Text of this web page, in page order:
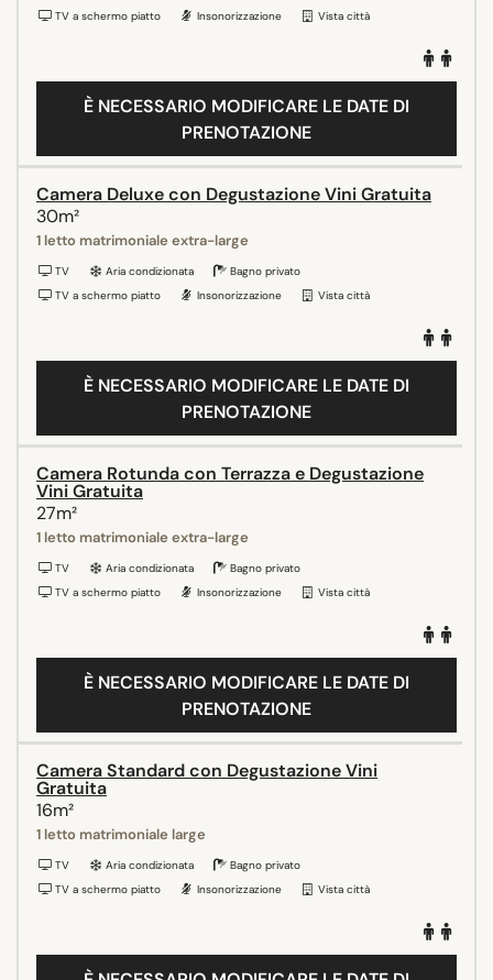
TV a schermo piatto
Insonorizzazione Vista città
È NECESSARIO MODIFICARE LE DATE DI
PRENOTAZIONE
Camera Deluxe con Degustazione Vini Gratuita
30m²
1 letto matrimoniale extra-large
TV Aria condizionata
Bagno privato
TV a schermo piatto
Insonorizzazione Vista città
È NECESSARIO MODIFICARE LE DATE DI
PRENOTAZIONE
Camera Rotunda con Terrazza e Degustazione
Vini Gratuita
27m²
1 letto matrimoniale extra-large
TV Aria condizionata
Bagno privato
TV a schermo piatto
Insonorizzazione Vista città
È NECESSARIO MODIFICARE LE DATE DI
PRENOTAZIONE
Camera Standard con Degustazione Vini
Gratuita
16m²
1 letto matrimoniale large
TV Aria condizionata
Bagno privato
TV a schermo piatto
Insonorizzazione Vista città